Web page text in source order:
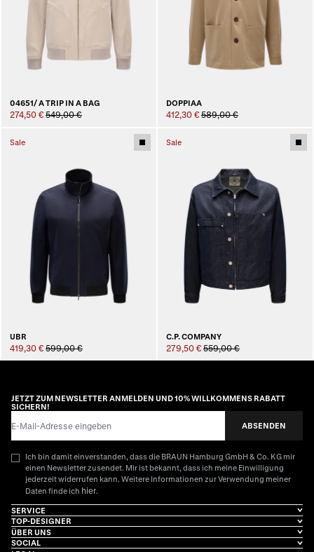
04651/ A TRIP IN A BAG
274,50 € 549,00 €
DOPPIAA
412,30 € 589,00 €
Sale
UBR
419,30 € 599,00 €
Sale
C.P. COMPANY
279,50 € 559,00 €
JETZT ZUM NEWSLETTER ANMELDEN UND 10% WILLKOMMENS RABATT
SICHERN!
ABSENDEN
Ich bin damit einverstanden, dass die BRAUN Hamburg GmbH & Co. KG mir
einen Newsletter zusendet. Mir ist bekannt, dass ich meine Einwilligung
jederzeit widerrufen kann. Weitere Informationen zur Verwendung meiner
Daten finde ich hier.
SERVICE
TOP-DESIGNER
ÜBER UNS
SOCIAL